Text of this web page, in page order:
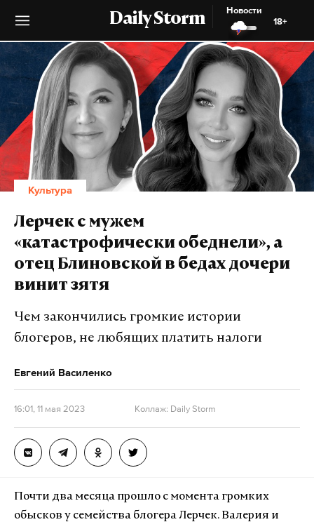
Daily Storm
Новости
18+
Культура
Лерчек с мужем
«катастрофически обеднели», а
отец Блиновской в бедах дочери
винит зятя
Чем закончились громкие истории
блогеров, не любящих платить налоги
Евгений Василенко
16:01, 11 мая 2023 Коллаж: Daily Storm
Почти два месяца прошло с момента громких
обысков у семейства блогера Лерчек. Валерия и